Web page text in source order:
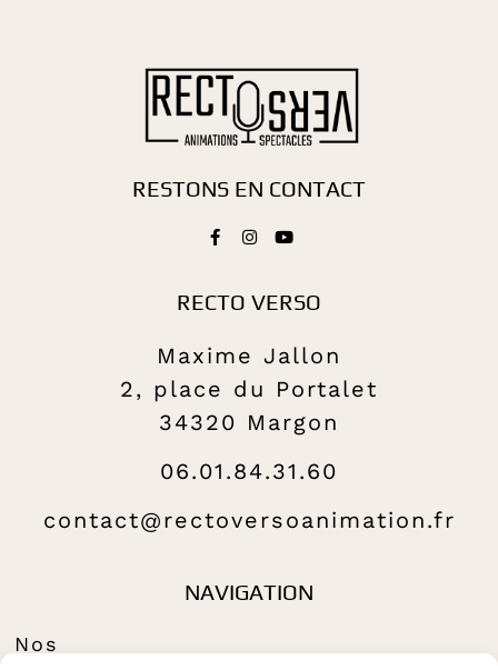
RESTONS EN CONTACT
RECTO VERSO
Maxime Jallon
2, place du Portalet
34320 Margon
06.01.84.31.60
contact@rectoversoanimation.fr
NAVIGATION
Nos